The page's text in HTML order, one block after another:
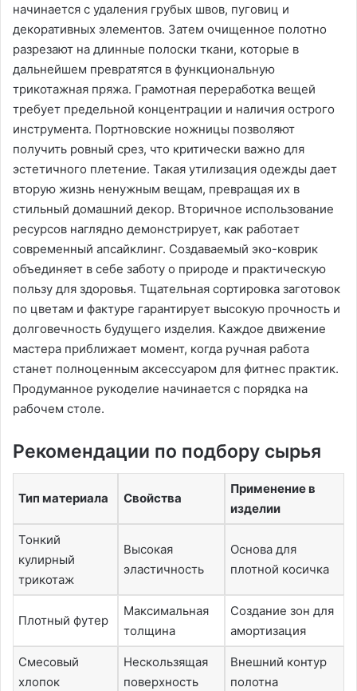
начинается с удаления грубых швов, пуговиц и
декоративных элементов. Затем очищенное полотно
разрезают на длинные полоски ткани, которые в
дальнейшем превратятся в функциональную
трикотажная пряжа. Грамотная переработка вещей
требует предельной концентрации и наличия острого
инструмента. Портновские ножницы позволяют
получить ровный срез, что критически важно для
эстетичного плетение. Такая утилизация одежды дает
вторую жизнь ненужным вещам, превращая их в
стильный домашний декор. Вторичное использование
ресурсов наглядно демонстрирует, как работает
современный апсайклинг. Создаваемый эко-коврик
объединяет в себе заботу о природе и практическую
пользу для здоровья. Тщательная сортировка заготовок
по цветам и фактуре гарантирует высокую прочность и
долговечность будущего изделия. Каждое движение
мастера приближает момент, когда ручная работа
станет полноценным аксессуаром для фитнес практик.
Продуманное рукоделие начинается с порядка на
рабочем столе.
Рекомендации по подбору сырья
Тип материала Свойства
Применение в
изделии
Тонкий
кулирный
трикотаж
Высокая
эластичность
Основа для
плотной косичка
Плотный футер
Максимальная
толщина
Создание зон для
амортизация
Смесовый
хлопок
Нескользящая
поверхность
Внешний контур
полотна